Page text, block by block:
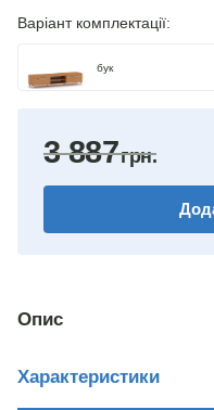
Варіант комплектації:
бук
горіх
венге комбіноване
3 887
Опис
Характеристики